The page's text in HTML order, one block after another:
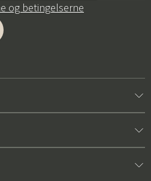
og betingelserne